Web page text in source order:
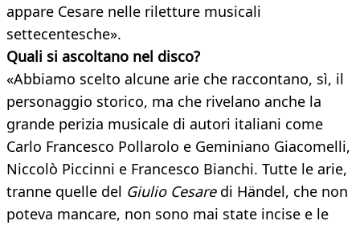
appare Cesare nelle riletture musicali
settecentesche».
Quali si ascoltano nel disco?
«Abbiamo scelto alcune arie che raccontano, sì, il
personaggio storico, ma che rivelano anche la
grande perizia musicale di autori italiani come
Carlo Francesco Pollarolo e Geminiano Giacomelli,
Niccolò Piccinni e Francesco Bianchi. Tutte le arie,
tranne quelle del Giulio Cesaredi Händel, che non
poteva mancare, non sono mai state incise e le